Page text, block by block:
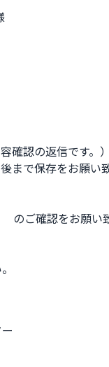
認の返信です。）
で保存をお願い致
ご確認をお願い致